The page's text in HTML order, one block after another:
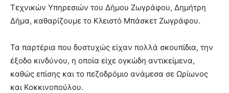
Τεχνικών Υπηρεσιών του Δήμου Ζωγράφου, Δημήτρη
Δήμα, καθαρίζουμε το Κλειστό Μπάσκετ Ζωγράφου.
Τα παρτέρια που δυστυχώς είχαν πολλά σκουπίδια, την
έξοδο κινδύνου, η οποία είχε ογκώδη αντικείμενα,
καθώς επίσης και το πεζοδρόμιο ανάμεσα σε Ωρίωνος
και Κοκκινοπούλου.